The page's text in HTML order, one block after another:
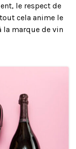
le respect de
cela anime le
la marque de vin